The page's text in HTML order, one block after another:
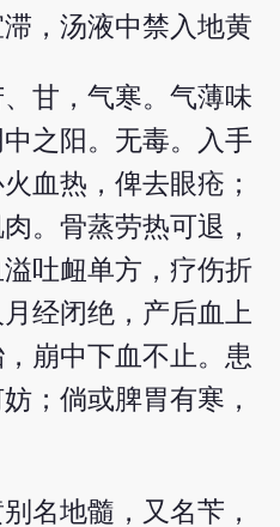
，汤液中禁入地黄
、甘，气寒。气薄味
之阳。无毒。入手
血热，俾去眼疮；
。骨蒸劳热可退，
吐衄单方，疗伤折
经闭绝，产后血上
崩中下血不止。患
；倘或脾胃有寒，
名地髓，又名苄，